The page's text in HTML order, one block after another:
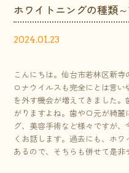
ホワイトニングの種類
2024.01.23
こんにちは。仙台市若林区新
ロナウイルスも完全にとは言
を外す機会が増えてきました
がりますよね。歯や口元が綺
グ、美容手術など様々ですが
くお話します。過去にも、ホ
あるので、そちらも併せて是非